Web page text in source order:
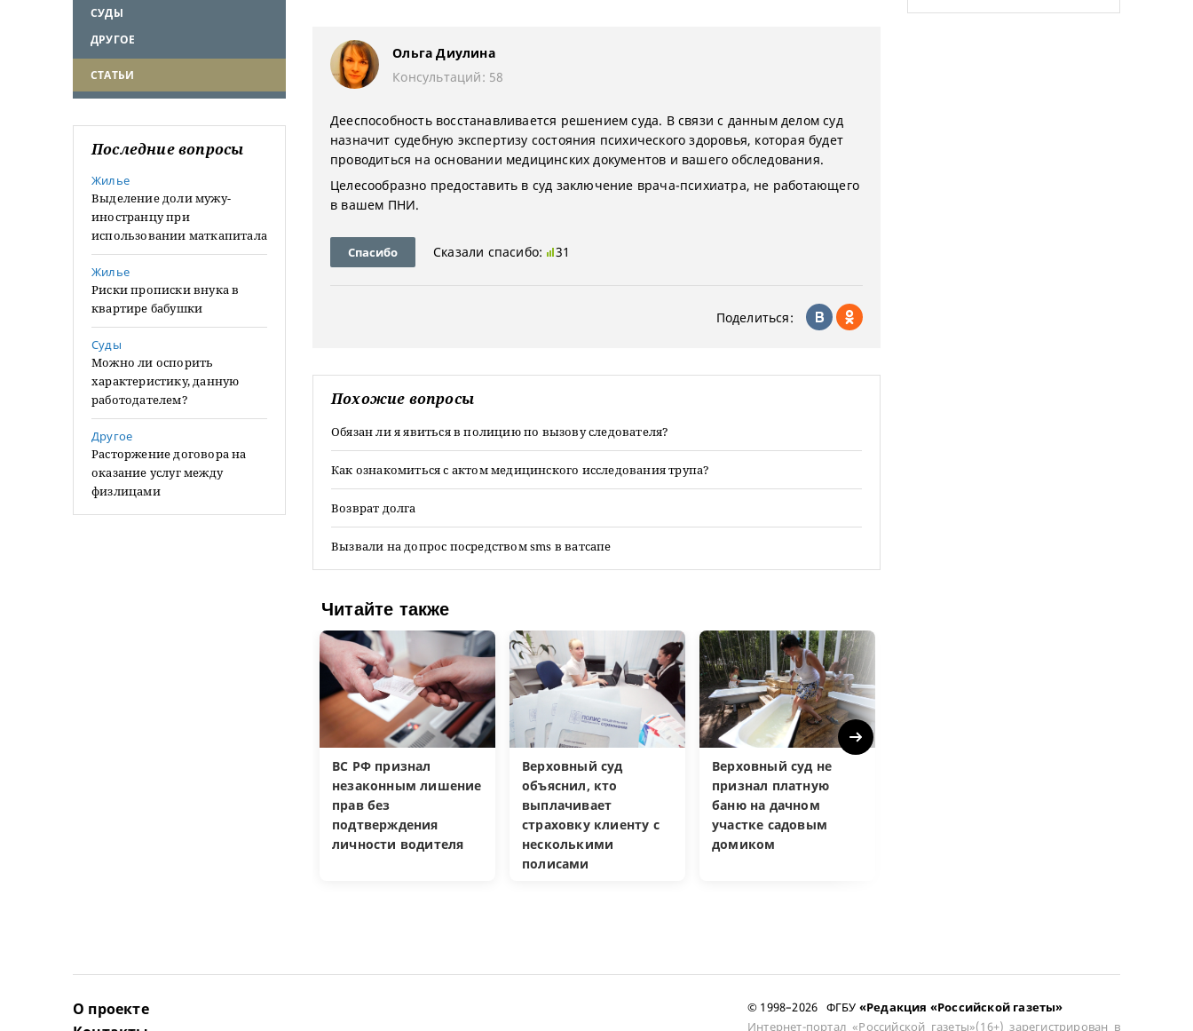
СУДЫ
ДРУГОЕ
СТАТЬИ
Последние вопросы
Жилье
Выделение доли мужу-
иностранцу при
использовании маткапитала
Жилье
Риски прописки внука в
квартире бабушки
Суды
Можно ли оспорить
характеристику, данную
работодателем?
Другое
Расторжение договора на
оказание услуг между
физлицами
Ольга Диулина
Консультаций: 58
Дееспособность восстанавливается решением суда. В связи с данным делом суд
назначит судебную экспертизу состояния психического здоровья, которая будет
проводиться на основании медицинских документов и вашего обследования.
Целесообразно предоставить в суд заключение врача-психиатра, не работающего
в вашем ПНИ.
Спасибо Сказали спасибо: 31
Поделиться:
Похожие вопросы
Обязан ли я явиться в полицию по вызову следователя?
Как ознакомиться с актом медицинского исследования трупа?
Возврат долга
Вызвали на допрос посредством sms в ватсапе
Читайте также
ВС РФ признал
незаконным лишение
прав без
подтверждения
личности водителя
Верховный суд
объяснил, кто
выплачивает
страховку клиенту с
несколькими
полисами
Верховный суд не
признал платную
баню на дачном
участке садовым
домиком
Next
О проекте
© 1998–2026 ФГБУ «Редакция «Российской газеты»
Интернет-портал «Российской газеты»(16+) зарегистрирован в